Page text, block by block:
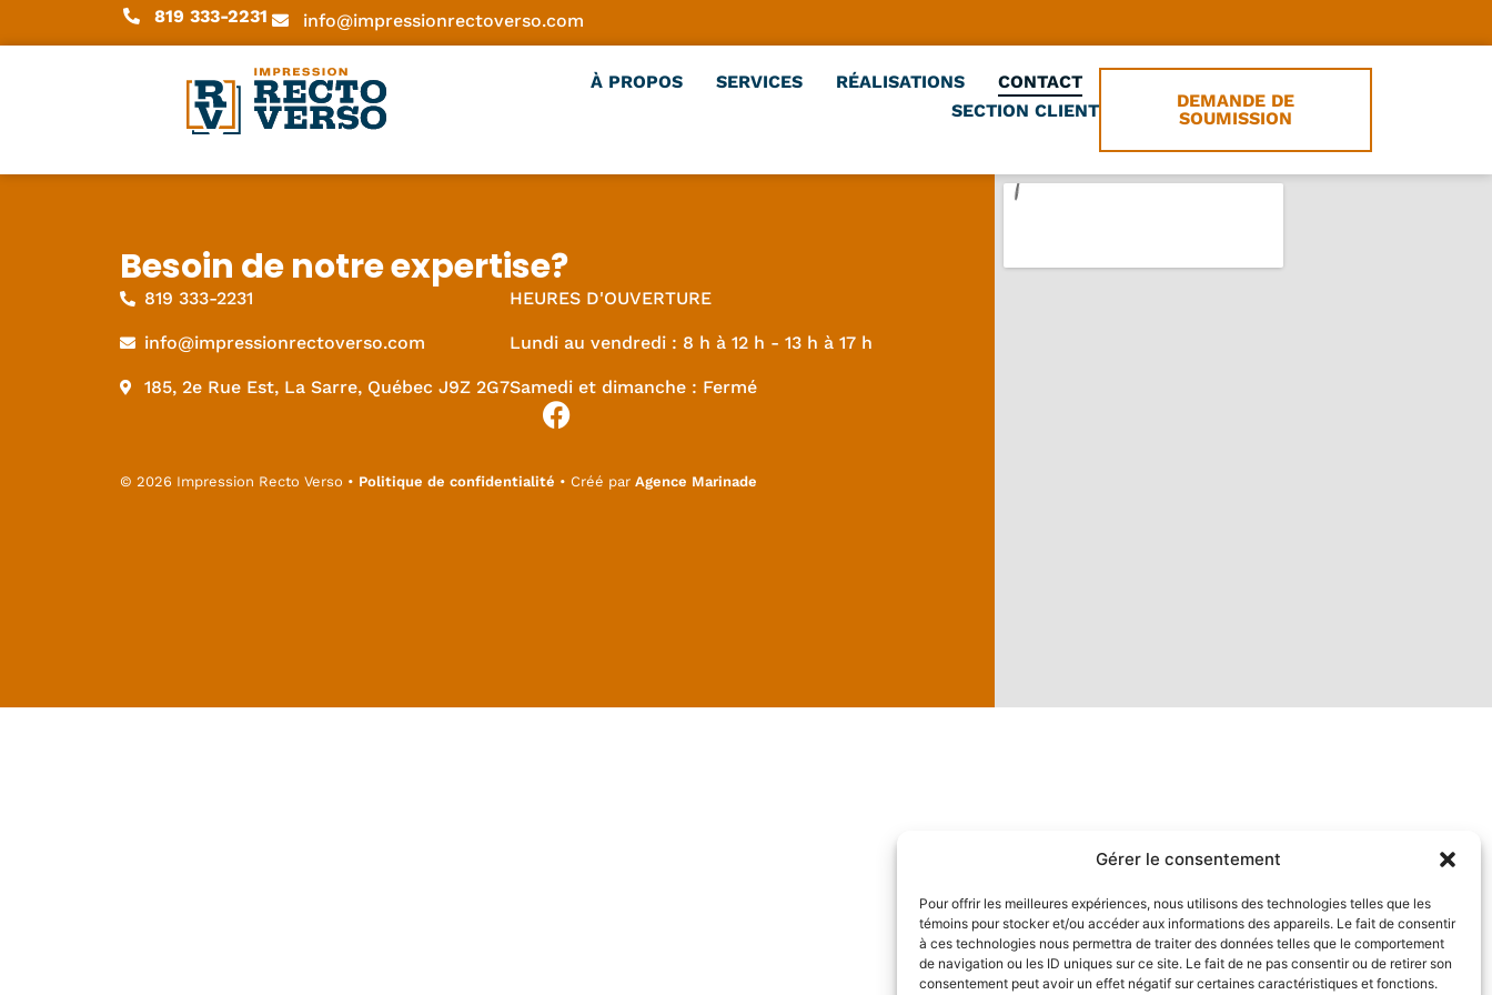
Gérer le consentement
Pour offrir les meilleures expériences, nous utilisons des technologies telles que les
témoins pour stocker et/ou accéder aux informations des appareils. Le fait de consentir
à ces technologies nous permettra de traiter des données telles que le comportement
de navigation ou les ID uniques sur ce site. Le fait de ne pas consentir ou de retirer son
consentement peut avoir un effet négatif sur certaines caractéristiques et fonctions.
819 333-2231 info@impressionrectoverso.com
À PROPOS SERVICES RÉALISATIONS
CONTACT
SECTION CLIENT
DEMANDE DE
SOUMISSION
Besoin de notre expertise?
819 333-2231
info@impressionrectoverso.com
185, 2e Rue Est, La Sarre, Québec J9Z 2G7
HEURES D'OUVERTURE
Lundi au vendredi : 8 h à 12 h - 13 h à 17 h
Samedi et dimanche : Fermé
© 2026 Impression Recto Verso • Politique de confidentialité • Créé parAgence Marinade